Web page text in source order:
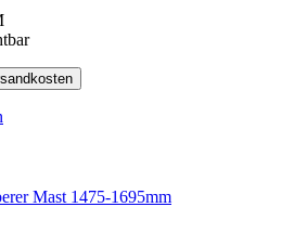
Mast 1475-1695mm